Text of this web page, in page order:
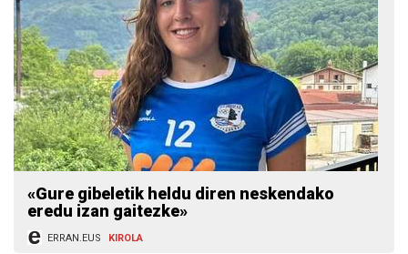
«Gure gibeletik heldu diren neskendako
eredu izan gaitezke»
ERRAN.EUS KIROLA